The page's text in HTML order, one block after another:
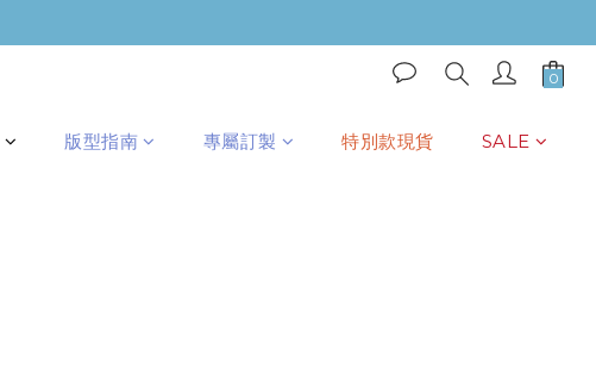
版型指南 專屬訂製 特別款現貨 SALE